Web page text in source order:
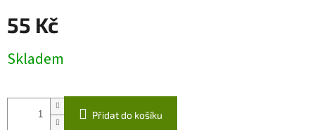
55 Kč
cena:
Skladem
Přidat do košíku